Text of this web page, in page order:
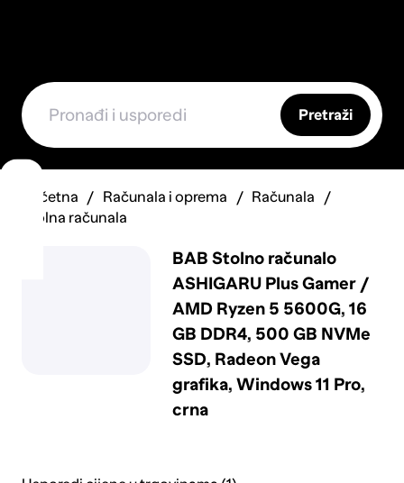
Pretraži
Početna Računala i oprema
Računala
Stolna računala
BAB Stolno računalo
ASHIGARU Plus Gamer /
AMD Ryzen 5 5600G, 16
GB DDR4, 500 GB NVMe
SSD, Radeon Vega
grafika, Windows 11 Pro,
crna